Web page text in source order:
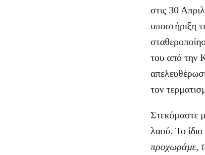
στις 30
υποστήριξη
του από την
τον
Στεκόμαστε
λαού. Το
προχωράμε,